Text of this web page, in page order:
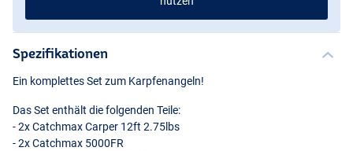
Spezifikationen
Ein komplettes Set zum Karpfenangeln!
Das Set enthält die folgenden Teile:
- 2x Catchmax Carper 12ft 2.75lbs
- 2x Catchmax 5000FR